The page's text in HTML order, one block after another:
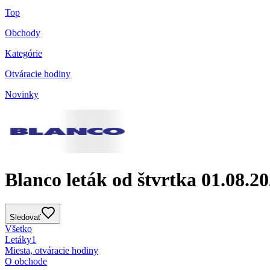
Top
Obchody
Kategórie
Otváracie hodiny
Novinky
Blanco leták od štvrtka
Sledovať
Všetko
Letáky1
Miesta, otváracie hodiny
O obchode